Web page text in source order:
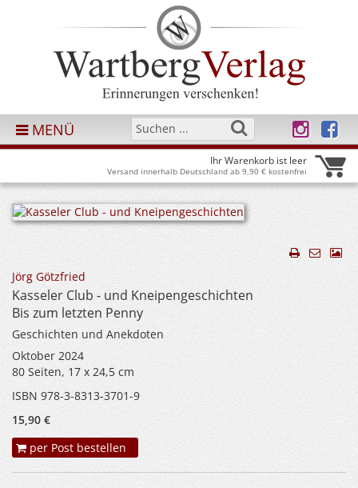
MENÜ
Ihr Warenkorb ist leer
Versand innerhalb Deutschland ab 9,90 € kostenfrei
Jörg Götzfried
Kasseler Club - und Kneipengeschichten
Bis zum letzten Penny
Geschichten und Anekdoten
Oktober 2024
80 Seiten, 17 x 24,5 cm
ISBN 978-3-8313-3701-9
15,90 €
per Post bestellen